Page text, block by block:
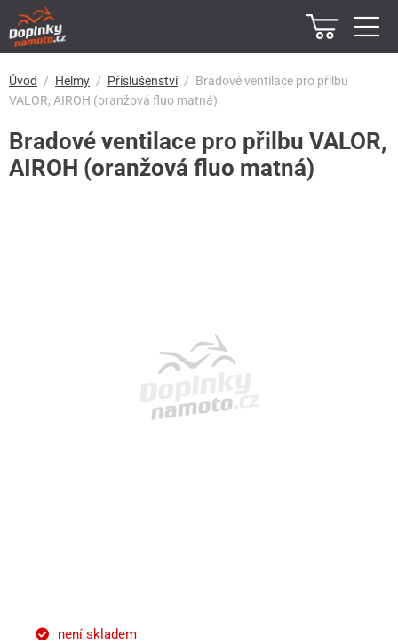
Úvod Helmy Příslušenství
Bradové ventilace pro přilbu
VALOR, AIROH (oranžová fluo matná)
Bradové ventilace pro přilbu VALOR,
AIROH (oranžová fluo matná)
není skladem